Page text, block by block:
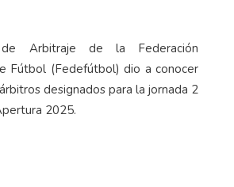
Arbitraje de la Federación
Fútbol (Fedefútbol) dio a conocer
designados para la jornada 2
2025.